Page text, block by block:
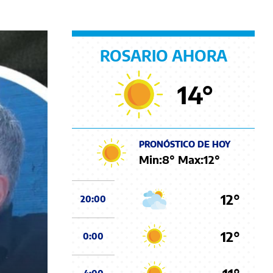
ROSARIO AHORA
14°
PRONÓSTICO DE HOY
Min:8° Max:12°
20:00 12°
0:00 12°